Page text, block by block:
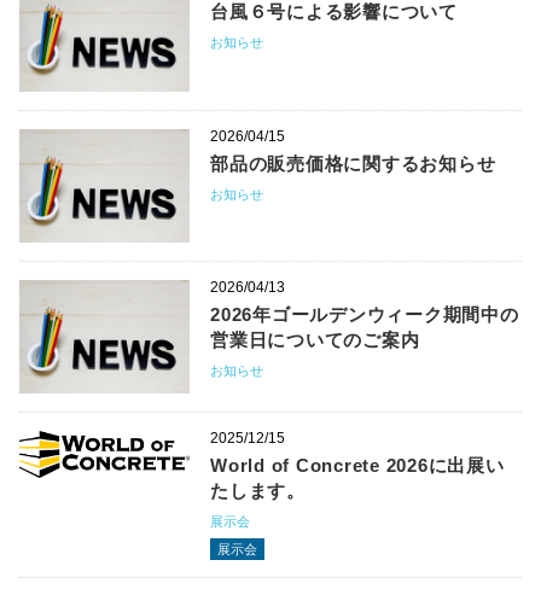
台風６号による影響について
お知らせ
2026/04/15
部品の販売価格に関するお知らせ
お知らせ
2026/04/13
2026年ゴールデンウィーク期間中の
営業日についてのご案内
お知らせ
2025/12/15
World of Concrete 2026に出展い
たします。
展示会
展示会